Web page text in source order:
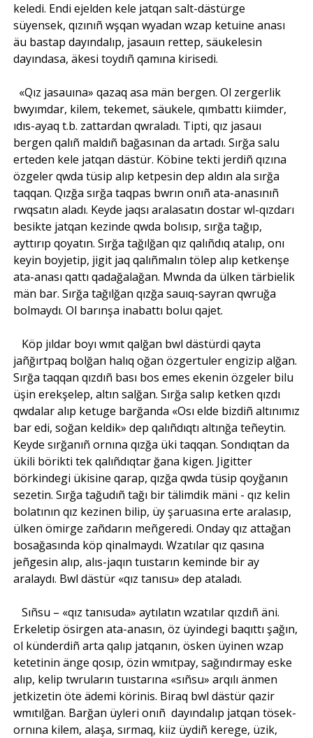
keledi. Endi ejelden kele jatqan salt-dästürge
süyensek, qızınıñ wşqan wyadan wzap ketuine anası
äu bastap dayındalıp, jasauın rettep, säukelesin
dayındasa, äkesi toydıñ qamına kirisedi.
«Qız jasauına» qazaq asa män bergen. Ol zergerlik
bwyımdar, kilem, tekemet, säukele, qımbattı kiimder,
ıdıs-ayaq t.b. zattardan qwraladı. Tipti, qız jasauı
bergen qalıñ maldıñ bağasınan da artadı. Sırğa salu
erteden kele jatqan dästür. Köbine tekti jerdiñ qızına
özgeler qwda tüsip alıp ketpesin dep aldın ala sırğa
taqqan. Qızğa sırğa taqpas bwrın onıñ ata-anasınıñ
rwqsatın aladı. Keyde jaqsı aralasatın dostar wl-qızdarı
besikte jatqan kezinde qwda bolısıp, sırğa tağıp,
ayttırıp qoyatın. Sırğa tağılğan qız qalıñdıq atalıp, onı
keyin boyjetip, jigit jaq qalıñmalın tölep alıp ketkenşe
ata-anası qattı qadağalağan. Mwnda da ülken tärbielik
män bar. Sırğa tağılğan qızğa sauıq-sayran qwruğa
bolmaydı. Ol barınşa inabattı boluı qajet.
Köp jıldar boyı wmıt qalğan bwl dästürdi qayta
jañğırtpaq bolğan halıq oğan özgertuler engizip alğan.
Sırğa taqqan qızdıñ bası bos emes ekenin özgeler bilu
üşin erekşelep, altın salğan. Sırğa salıp ketken qızdı
qwdalar alıp ketuge barğanda «Osı elde bizdiñ altınımız
bar edi, soğan keldik» dep qalıñdıqtı altınğa teñeytin.
Keyde sırğanıñ ornına qızğa üki taqqan. Sondıqtan da
ükili börikti tek qalıñdıqtar ğana kigen. Jigitter
börkindegi ükisine qarap, qızğa qwda tüsip qoyğanın
sezetin. Sırğa tağudıñ tağı bir tälimdik mäni - qız kelin
bolatının qız kezinen bilip, üy şaruasına erte aralasıp,
ülken ömirge zañdarın meñgeredi. Onday qız attağan
bosağasında köp qinalmaydı. Wzatılar qız qasına
jeñgesin alıp, alıs-jaqın tuıstarın keminde bir ay
aralaydı. Bwl dästür «qız tanısu» dep ataladı.
Sıñsu – «qız tanısuda» aytılatın wzatılar qızdıñ äni.
Erkeletip ösirgen ata-anasın, öz üyindegi baqıttı şağın,
ol künderdiñ arta qalıp jatqanın, ösken üyinen wzap
ketetinin änge qosıp, özin wmıtpay, sağındırmay eske
alıp, kelip twruların tuıstarına «sıñsu» arqılı änmen
jetkizetin öte ädemi körinis. Biraq bwl dästür qazir
wmıtılğan. Barğan üyleri onıñ dayındalıp jatqan tösek-
ornına kilem, alaşa, sırmaq, kiiz üydiñ kerege, üzik,